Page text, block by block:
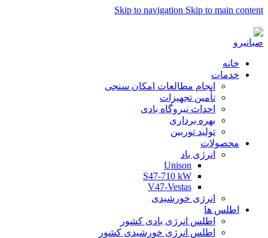
Skip to navigation Skip to main content
خانه
خدمات
انجام مطالعات امکان سنجی
تأمین تجهیزات
احداث نیروگاه بادی
بهره برداری
تولید توربین
محصولات
انرژی باد
Unison
S47-710 kW
V47-Vestas
انرژی خورشیدی
اطلس ها
اطلس انرژی بادی کشور
اطلس انرژی خورشیدی کشور